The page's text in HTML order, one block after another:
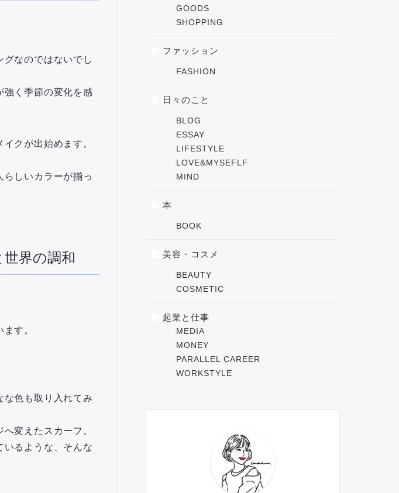
なのではないでし
く季節の変化を感
クが出始めます。
しいカラーが揃っ
界の調和
す。
な色も取り入れてみ
変えたスカーフ。
いるような、そんな
GOODS
SHOPPING
ファッション
FASHION
日々のこと
BLOG
ESSAY
LIFESTYLE
LOVE&MYSEFLF
MIND
本
BOOK
美容・コスメ
BEAUTY
COSMETIC
起業と仕事
MEDIA
MONEY
PARALLEL CAREER
WORKSTYLE